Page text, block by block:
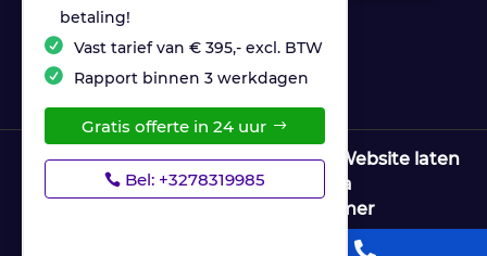
betaling!
Vast tarief van € 395,- excl. BTW
Rapport binnen 3 werkdagen
Gratis offerte in 24 uur
Bel: +3278319985
© Copyright Ultrices Lekdetectie |
Website laten
maken door Flexamedia
Disclaimer
